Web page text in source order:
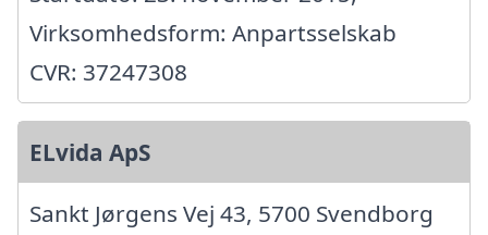
Virksomhedsform: Anpartsselskab
CVR: 37247308
ELvida ApS
Sankt Jørgens Vej 43, 5700 Svendborg